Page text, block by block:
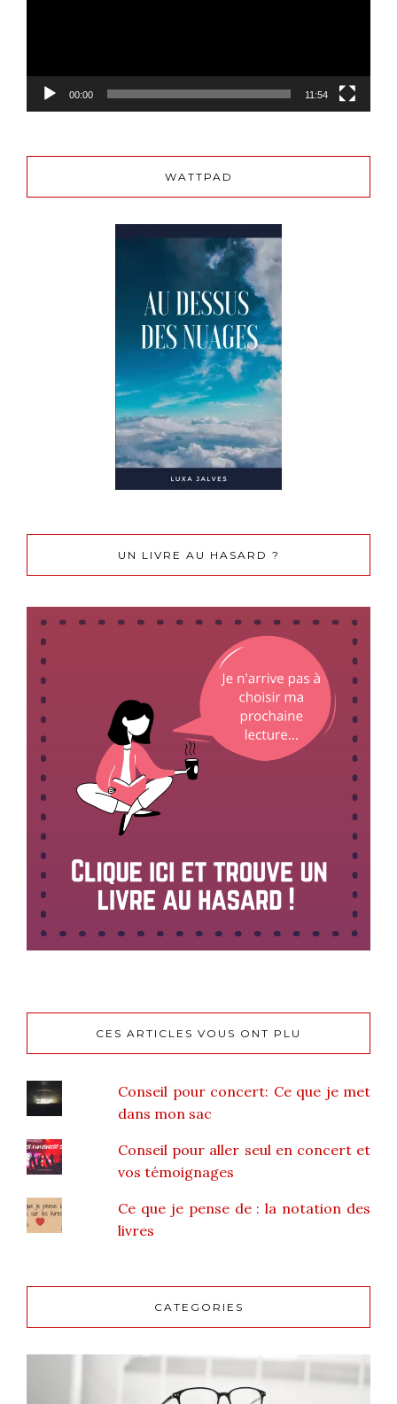
00:00 11:54
WATTPAD
UN LIVRE AU HASARD ?
CES ARTICLES VOUS ONT PLU
Conseil pour concert: Ce que je met
dans mon sac
Conseil pour aller seul en concert et
vos témoignages
Ce que je pense de : la notation des
livres
CATEGORIES